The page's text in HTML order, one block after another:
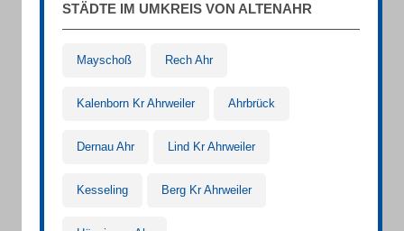
STÄDTE IM UMKREIS VON ALTENAHR
Mayschoß Rech Ahr
Kalenborn Kr Ahrweiler Ahrbrück
Dernau Ahr Lind Kr Ahrweiler
Kesseling Berg Kr Ahrweiler